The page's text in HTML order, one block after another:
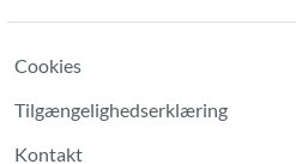
Cookies
Tilgængelighedserklæring
Kontakt